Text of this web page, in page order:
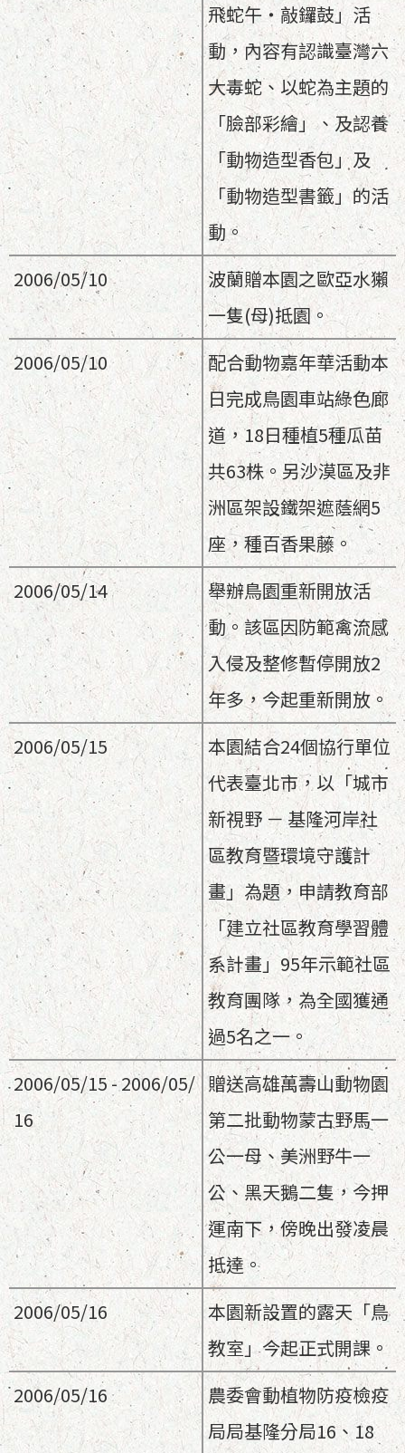
飛蛇午‧敲鑼鼓」活
動，內容有認識臺灣六
大毒蛇、以蛇為主題的
「臉部彩繪」、及認養
「動物造型香包」及
「動物造型書籤」的活
動。
2006/05/10
波蘭贈本園之歐亞水獺
一隻(母)抵園。
2006/05/10
配合動物嘉年華活動本
日完成鳥園車站綠色廊
道，18日種植5種瓜苗
共63株。另沙漠區及非
洲區架設鐵架遮蔭網5
座，種百香果藤。
2006/05/14
舉辦鳥園重新開放活
動。該區因防範禽流感
入侵及整修暫停開放2
年多，今起重新開放。
2006/05/15
本園結合24個協行單位
代表臺北市，以「城市
新視野 － 基隆河岸社
區教育暨環境守護計
畫」為題，申請教育部
「建立社區教育學習體
系計畫」95年示範社區
教育團隊，為全國獲通
過5名之一。
2006/05/15 - 2006/05/
16
贈送高雄萬壽山動物園
第二批動物蒙古野馬一
公一母、美洲野牛一
公、黑天鵝二隻，今押
運南下，傍晚出發凌晨
抵達。
2006/05/16
本園新設置的露天「鳥
教室」今起正式開課。
2006/05/16
農委會動植物防疫檢疫
局局基隆分局16、18